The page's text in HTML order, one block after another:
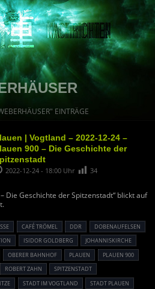
EINTRÄGE
| Vogtland – 2022-12-24 –
900 – Die Geschichte der
2022-12-24 - 18:00 Uhr 34
Die Geschichte der Spitzenstadt“ blickt auf
CAFÉ TRÖMEL DDR
DOBENAUFELSEN
ISIDOR GOLDBERG
JOHANNISKIRCHE
OBERER BAHNHOF PLAUEN
PLAUEN 900
ROBERT ZAHN
SPITZENSTADT
STADT IM VOGTLAND
STADT PLAUEN